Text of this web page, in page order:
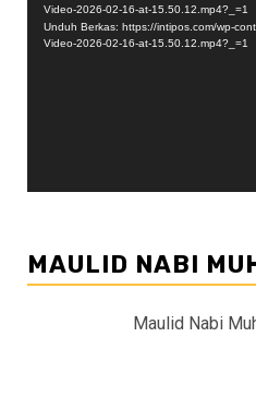
Video-2026-02-16-at-15.50.12.mp4?_=1
Unduh Berkas: https://intipos.com/wp-
Video-2026-02-16-at-15.50.12.mp4?_=1
MAULID NABI
Maulid Nabi